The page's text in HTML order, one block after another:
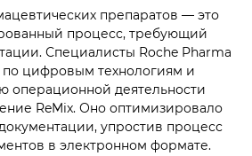
препаратов — это
процесс, требующий
Специалисты Roche Pharma
по цифровым технологиям и
операционной деятельности
ReMix. Оно оптимизировало
упростив процесс
в электронном формате.